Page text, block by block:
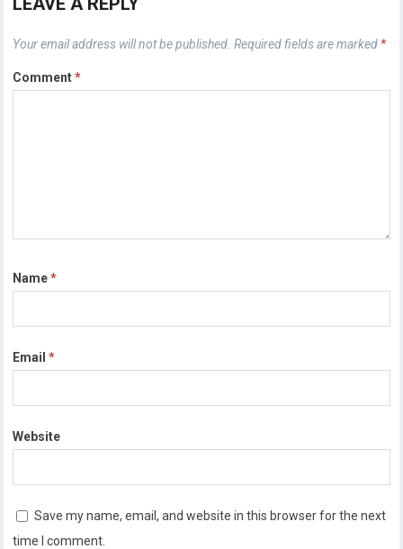
Your email address will not be published. Required fields are marked *
Comment*
Name*
Email*
Website
Save my name, email, and website in this browser for the next
time I comment.